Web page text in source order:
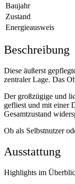
Baujahr
Zustand
Energieausweis
Beschreibung
Diese äußerst
zentraler Lage. Das
Der großzügige und
gefliest und mit einer
Gesamtzustand
Ob als Selbstnutzer
Ausstattung
Highlights im